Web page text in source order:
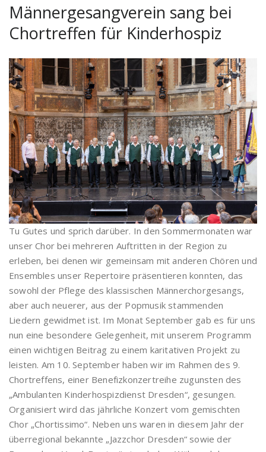
Männergesangverein sang bei
Chortreffen für Kinderhospiz
Tu Gutes und sprich darüber. In den Sommermonaten war
unser Chor bei mehreren Auftritten in der Region zu
erleben, bei denen wir gemeinsam mit anderen Chören und
Ensembles unser Repertoire präsentieren konnten, das
sowohl der Pflege des klassischen Männerchorgesangs,
aber auch neuerer, aus der Popmusik stammenden
Liedern gewidmet ist. Im Monat September gab es für uns
nun eine besondere Gelegenheit, mit unserem Programm
einen wichtigen Beitrag zu einem karitativen Projekt zu
leisten. Am 10. September haben wir im Rahmen des 9.
Chortreffens, einer Benefizkonzertreihe zugunsten des
„Ambulanten Kinderhospizdienst Dresden“, gesungen.
Organisiert wird das jährliche Konzert vom gemischten
Chor „Chortissimo“. Neben uns waren in diesem Jahr der
überregional bekannte „Jazzchor Dresden“ sowie der